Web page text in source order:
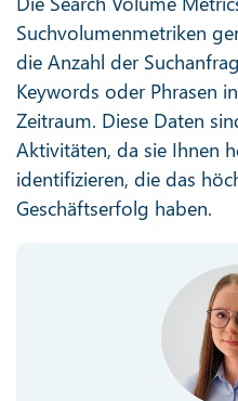
Suchvolumenmetriken
die Anzahl der
Keywords oder Phrasen
Zeitraum. Diese Daten
Aktivitäten, da sie Ihnen
identifizieren, die das
Geschäftserfolg haben.